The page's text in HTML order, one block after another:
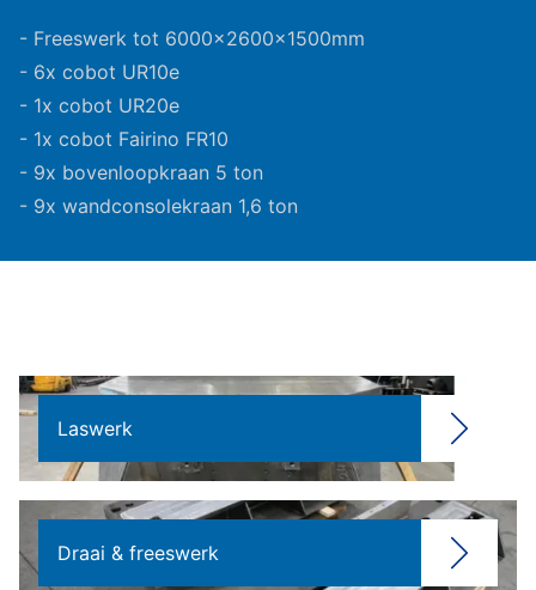
- Freeswerk tot 6000x2600x1500mm
- 6x cobot UR10e
- 1x cobot UR20e
- 1x cobot Fairino FR10
- 9x bovenloopkraan 5 ton
- 9x wandconsolekraan 1,6 ton
Laswerk
Draai & freeswerk